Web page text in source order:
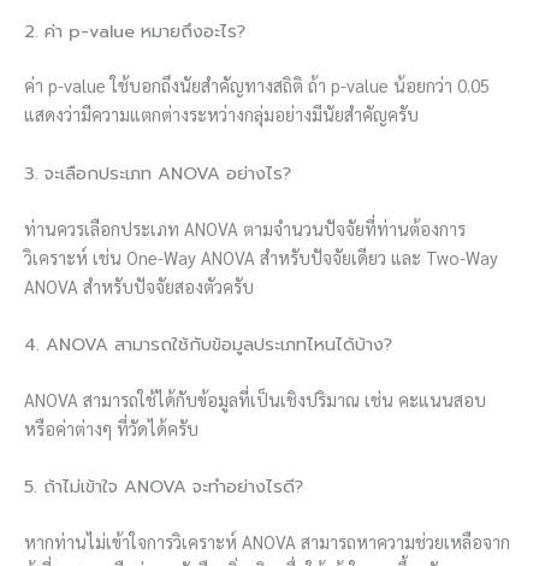
2. ค่า p-value หมายถึงอะไร?
ค่า p-value ใช้บอกถึงนัยสำคัญทางสถิติ ถ้า p-value น้อยกว่า 0.05
แสดงว่ามีความแตกต่างระหว่างกลุ่มอย่างมีนัยสำคัญครับ
3. จะเลือกประเภท ANOVA อย่างไร?
ท่านควรเลือกประเภท ANOVA ตามจำนวนปัจจัยที่ท่านต้องการ
วิเคราะห์ เช่น One-Way ANOVA สำหรับปัจจัยเดียว และ Two-Way
ANOVA สำหรับปัจจัยสองตัวครับ
4. ANOVA สามารถใช้กับข้อมูลประเภทไหนได้บ้าง?
ANOVA สามารถใช้ได้กับข้อมูลที่เป็นเชิงปริมาณ เช่น คะแนนสอบ
หรือค่าต่างๆ ที่วัดได้ครับ
5. ถ้าไม่เข้าใจ ANOVA จะทำอย่างไรดี?
หากท่านไม่เข้าใจการวิเคราะห์ ANOVA สามารถหาความช่วยเหลือจาก